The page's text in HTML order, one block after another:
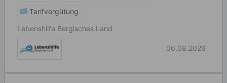
Tarifvergütung
Lebenshilfe Bergisches Land
06.08.2026